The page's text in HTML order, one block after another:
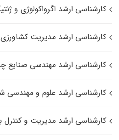
کارشناسی ارشد اگرواکولوژی و
کارشناسی ارشد مدیریت کشاورزی
کارشناسی ارشد مهندسی صنایع
کارشناسی ارشد علوم و مهندسی
کارشناسی ارشد مدیریت و کنترل